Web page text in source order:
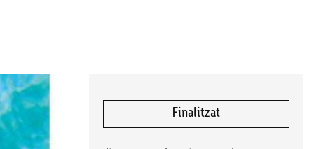
Finalitzat